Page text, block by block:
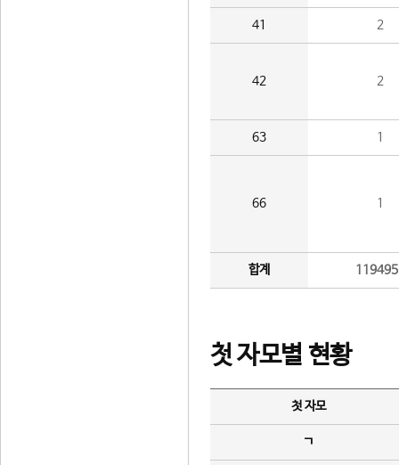
41 2
42 2
63 1
66 1
합계
첫 자모별 현황
첫 자모
ㄱ